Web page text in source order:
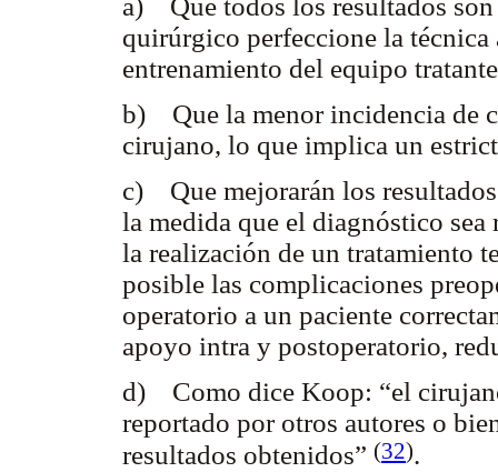
quirúrgico perfeccione la técnica
entrenamiento del equipo
b) Que la menor incidencia de
cirujano, lo que implica un
c) Que mejorarán los
la medida que el diagnóstico
la realización de un tratamiento
posible las complicaciones
operatorio a un paciente
apoyo intra y postoperatorio,
d) Como dice Koop: “el
reportado por otros autores o
resultados obtenidos” (32).